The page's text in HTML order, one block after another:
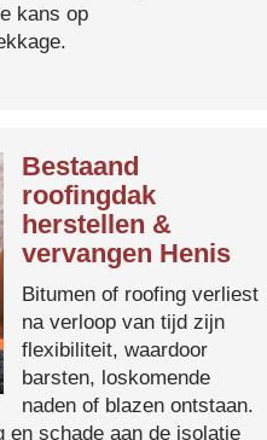
kans op
Bestaand
roofingdak
herstellen &
vervangen Henis
Bitumen of roofing verliest
na verloop van tijd zijn
flexibiliteit, waardoor
barsten, loskomende
naden of blazen ontstaan.
en schade aan de isolatie